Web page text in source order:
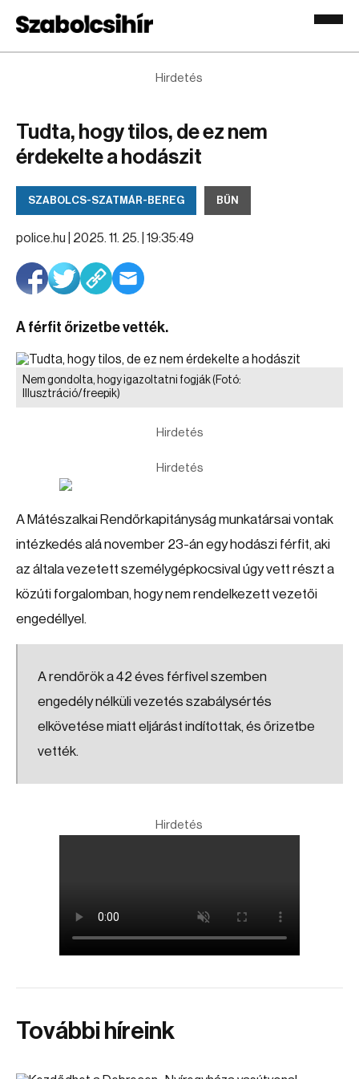
Hirdetés
Tudta, hogy tilos, de ez nem
érdekelte a hodászit
SZABOLCS-SZATMÁR-BEREG BŰN
police.hu | 2025. 11. 25. | 19:35:49
A férfit őrizetbe vették.
Nem gondolta, hogy igazoltatni fogják(Fotó:
Illusztráció/freepik)
Hirdetés
Hirdetés
A Mátészalkai Rendőrkapitányság munkatársai vontak
intézkedés alá november 23-án egy hodászi férfit, aki
az általa vezetett személygépkocsival úgy vett részt a
közúti forgalomban, hogy nem rendelkezett vezetői
engedéllyel.
A rendőrök a 42 éves férfivel szemben
engedély nélküli vezetés szabálysértés
elkövetése miatt eljárást indítottak, és őrizetbe
vették.
Hirdetés
További híreink